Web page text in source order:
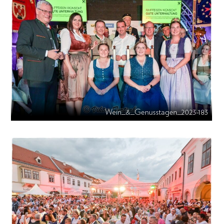
Wein_&_Genusstagen_2023-183